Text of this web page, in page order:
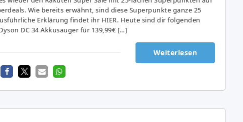
Wie bereits erwähnt, sind diese Superpunkte ganze 25
Erklärung findet ihr HIER. Heute sind dir folgenden
DC 34 Akkusauger für 139,99€ […]
Weiterlesen